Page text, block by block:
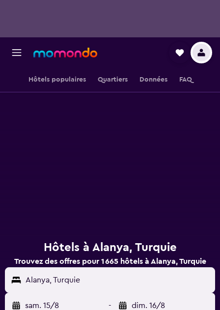
Hôtels populaires Quartiers Données FAQ
Hôtels à Alanya, Turquie
Trouvez des offres pour 1 665 hôtels à Alanya, Turquie
Alanya, Turquie
sam. 15/8 - dim. 16/8